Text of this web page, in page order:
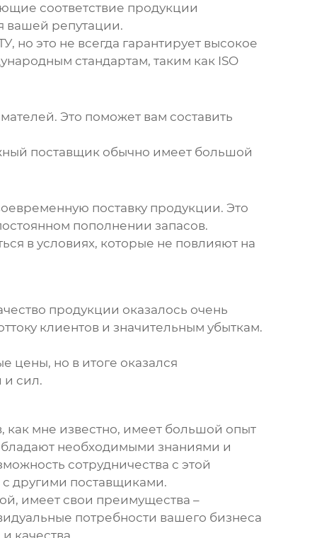
соответствие продукции
вашей репутации.
но это не всегда гарантирует высокое
стандартам, таким как ISO
Это поможет вам составить
поставщик обычно имеет большой
поставку продукции. Это
пополнении запасов.
в условиях, которые не повлияют на
продукции оказалось очень
клиентов и значительным убыткам.
но в итоге оказался
и сил.
мне известно, имеет большой опыт
необходимыми знаниями и
сотрудничества с этой
другими поставщиками.
имеет свои преимущества –
потребности вашего бизнеса